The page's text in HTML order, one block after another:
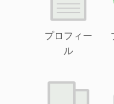
プロフィー
ル